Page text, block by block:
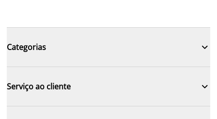
Categorias 
Serviço ao cliente 